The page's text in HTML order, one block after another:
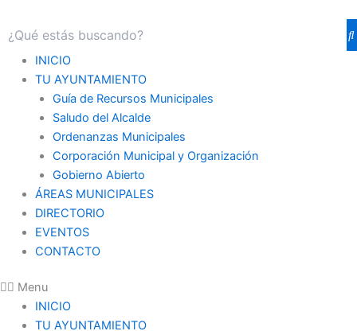
INICIO
TU AYUNTAMIENTO
Guía de Recursos Municipales
Saludo del Alcalde
Ordenanzas Municipales
Corporación Municipal y Organización
Gobierno Abierto
ÁREAS MUNICIPALES
DIRECTORIO
EVENTOS
CONTACTO
Menu
INICIO
TU AYUNTAMIENTO